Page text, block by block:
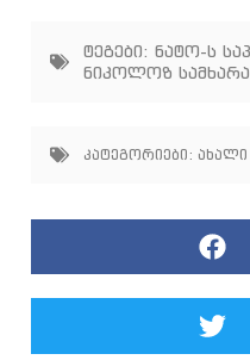
ტეგები: ნატო-ს
ნიკოლოზ
კატეგორიები: ახალი